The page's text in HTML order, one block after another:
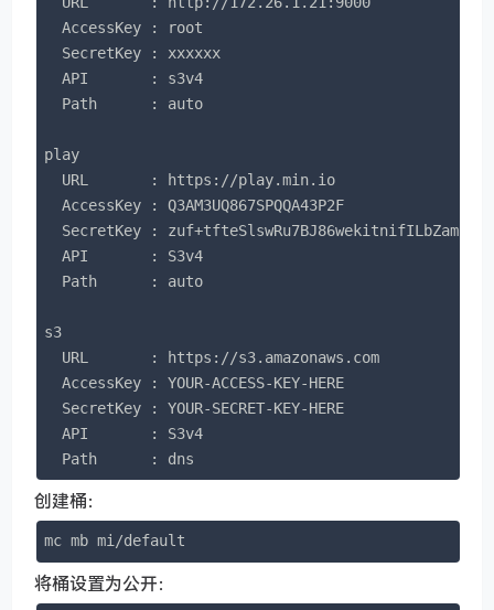
  AccessKey : root
  SecretKey : xxxxxx
  API       : s3v4
  Path      : auto
play
  URL       : https://play.min.io
  AccessKey : Q3AM3UQ867SPQQA43P2F
SecretKey :
  API       : S3v4
  Path      : auto
s3
  URL       : https://s3.amazonaws.com
  AccessKey : YOUR-ACCESS-KEY-HERE
  SecretKey : YOUR-SECRET-KEY-HERE
  API       : S3v4
  Path      : dns
创建桶：
mc mb mi/default
将桶设置为公开：